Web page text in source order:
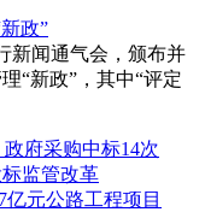
政”
新闻通气会，颁布并
“新政”，其中“评定
府采购中标14次
监管改革
元公路工程项目